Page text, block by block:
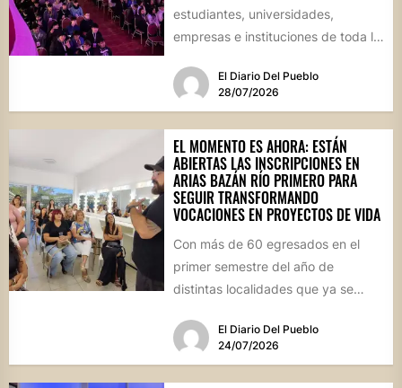
estudiantes, universidades,
empresas e instituciones de toda la
que...
El Diario Del Pueblo
28/07/2026
EL MOMENTO ES AHORA: ESTÁN
ABIERTAS LAS INSCRIPCIONES EN
ARIAS BAZÁN RÍO PRIMERO PARA
SEGUIR TRANSFORMANDO
VOCACIONES EN PROYECTOS DE VIDA
Con más de 60 egresados en el
primer semestre del año de
distintas localidades que ya se
El Diario Del Pueblo
24/07/2026